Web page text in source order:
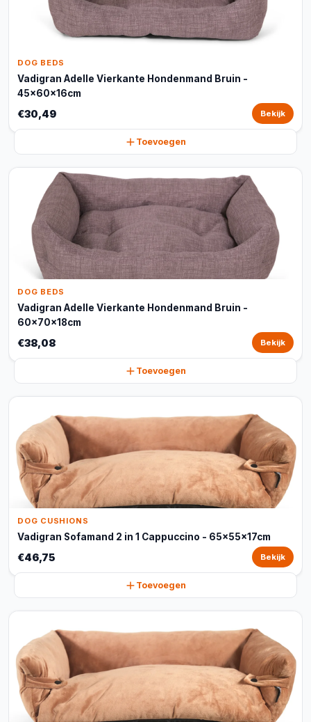
DOG BEDS
Vadigran Adelle Vierkante Hondenmand Bruin -
45x60x16cm
€30,49 Bekijk
Toevoegen
DOG BEDS
Vadigran Adelle Vierkante Hondenmand Bruin -
60x70x18cm
€38,08 Bekijk
Toevoegen
DOG CUSHIONS
Vadigran Sofamand 2 in 1 Cappuccino - 65x55x17cm
€46,75 Bekijk
Toevoegen